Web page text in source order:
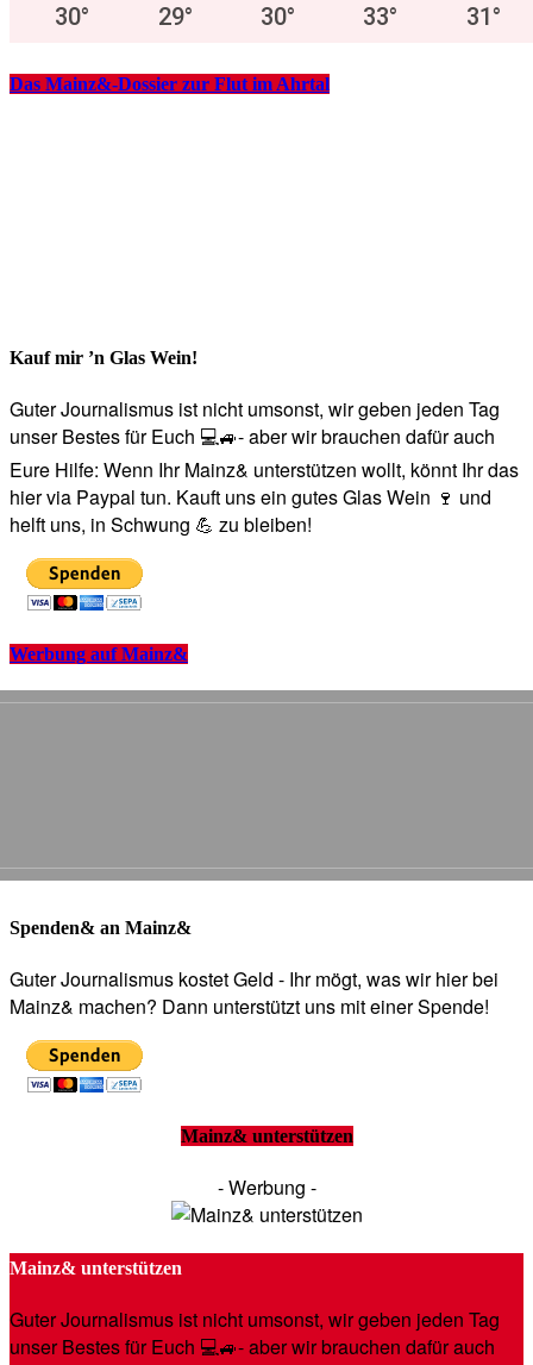
30° 29° 30° 33° 31°
Das Mainz&-Dossier zur Flut im Ahrtal
Kauf mir ’n Glas Wein!
Guter Journalismus ist nicht umsonst, wir geben jeden Tag
unser Bestes für Euch 💻🚙- aber wir brauchen dafür auch
Eure Hilfe: Wenn Ihr Mainz& unterstützen wollt, könnt Ihr das
hier via Paypal tun. Kauft uns ein gutes Glas Wein 🍷 und
helft uns, in Schwung 💪 zu bleiben!
Werbung auf Mainz&
Spenden& an Mainz&
Guter Journalismus kostet Geld - Ihr mögt, was wir hier bei
Mainz& machen? Dann unterstützt uns mit einer Spende!
Mainz& unterstützen
- Werbung -
Mainz& unterstützen
Guter Journalismus ist nicht umsonst, wir geben jeden Tag
unser Bestes für Euch 💻🚙- aber wir brauchen dafür auch